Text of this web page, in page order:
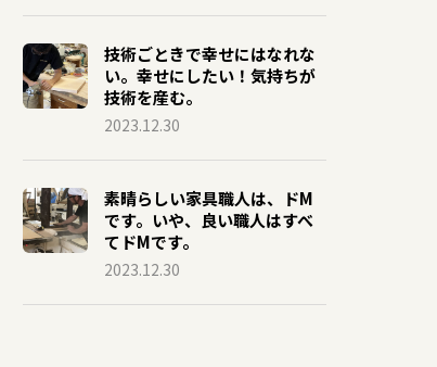
技術ごときで幸せにはなれな
い。幸せにしたい！気持ちが
技術を産む。
2023.12.30
素晴らしい家具職人は、ドM
です。いや、良い職人はすべ
てドMです。
2023.12.30